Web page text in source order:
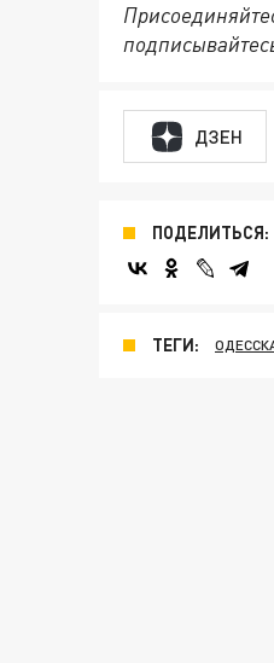
ДЗЕН
ПОДЕЛИТЬСЯ:
ТЕГИ: